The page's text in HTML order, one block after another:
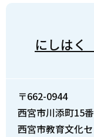
にしはく
〒662-0944
西宮市川添町15
西宮市教育文化